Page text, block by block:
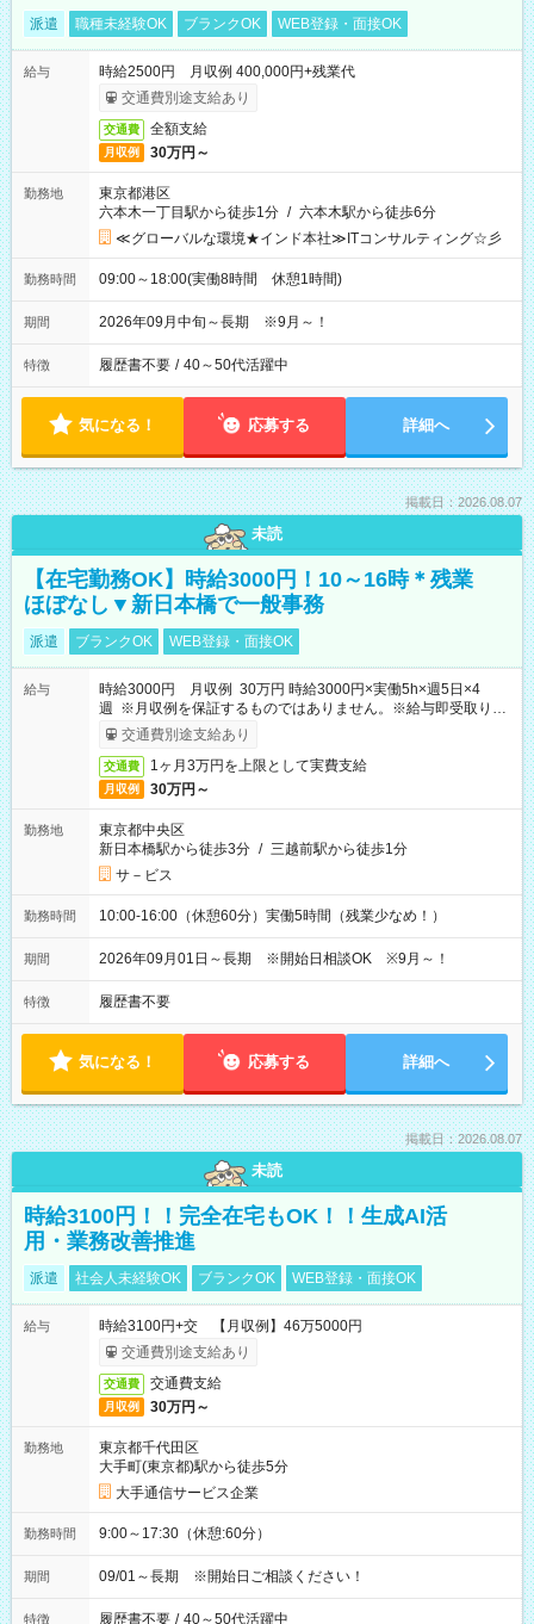
派遣 職種未経験OK ブランクOK WEB登録・面接OK
給与
時給2500円 月収例 400,000円+残業代
交通費別途支給あり
交通費 全額支給
月収例 30万円～
勤務地
東京都港区
六本木一丁目駅から徒歩1分 / 六本木駅から徒歩6分
≪グローバルな環境★インド本社≫ITコンサルティング☆彡
勤務時間 09:00～18:00(実働8時間 休憩1時間)
期間 2026年09月中旬～長期 ※9月～！
特徴 履歴書不要 / 40～50代活躍中
気になる！ 応募する 詳細へ
掲載日：2026.08.07
未読
【在宅勤務OK】時給3000円！10～16時＊残業
ほぼなし▼新日本橋で一般事務
派遣 ブランクOK WEB登録・面接OK
給与
時給3000円 月収例 30万円 時給3000円×実働5h×週5日×4
週 ※月収例を保証するものではありません。※給与即受取りサ
ービス利用可（利用条件有）
交通費別途支給あり
交通費 1ヶ月3万円を上限として実費支給
月収例 30万円～
勤務地
東京都中央区
新日本橋駅から徒歩3分 / 三越前駅から徒歩1分
サ－ビス
勤務時間 10:00-16:00（休憩60分）実働5時間（残業少なめ！）
期間 2026年09月01日～長期 ※開始日相談OK ※9月～！
特徴 履歴書不要
気になる！ 応募する 詳細へ
掲載日：2026.08.07
未読
時給3100円！！完全在宅もOK！！生成AI活
用・業務改善推進
派遣 社会人未経験OK ブランクOK WEB登録・面接OK
給与
時給3100円+交 【月収例】46万5000円
交通費別途支給あり
交通費 交通費支給
月収例 30万円～
勤務地
東京都千代田区
大手町(東京都)駅から徒歩5分
大手通信サービス企業
勤務時間 9:00～17:30（休憩:60分）
期間 09/01～長期 ※開始日ご相談ください！
特徴 履歴書不要 / 40～50代活躍中